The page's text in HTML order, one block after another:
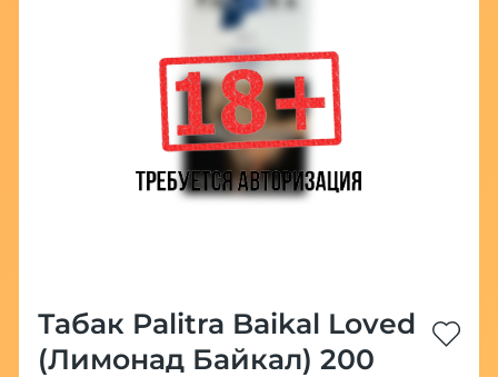
Табак Palitra Baikal Loved
(Лимонад Байкал) 200